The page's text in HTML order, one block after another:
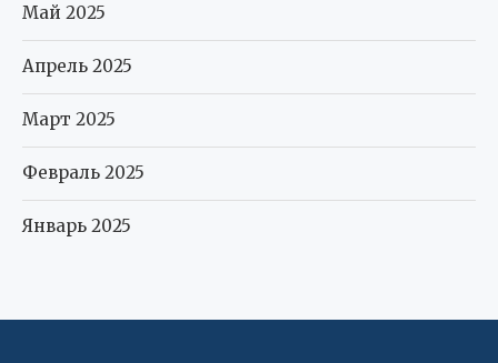
Май 2025
Апрель 2025
Март 2025
Февраль 2025
Январь 2025